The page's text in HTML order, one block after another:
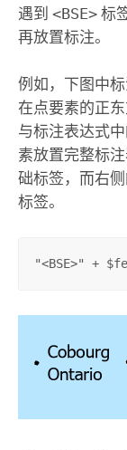
遇到 <BSE>标
再放置标注。
例如，下图中
在点要素的正
与标注表达式
素放置完整标
础标签，而右
标签。
"<BSE>" +